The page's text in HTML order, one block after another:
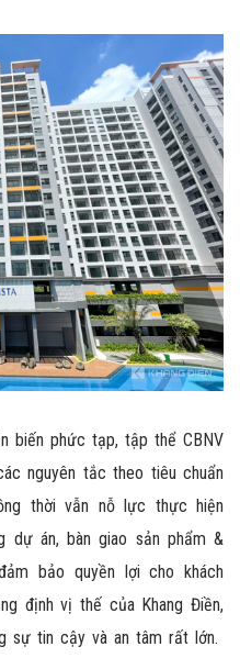
biến phức tạp, tập thể CBNV
nguyên tắc theo tiêu chuẩn
thời vẫn nỗ lực thực hiện
dự án, bàn giao sản phẩm &
bảo quyền lợi cho khách
định vị thế của Khang Điền,
sự tin cậy và an tâm rất lớn.